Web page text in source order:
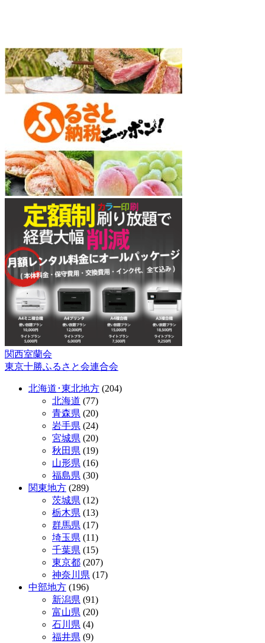
投
稿
関西室蘭会
東京十勝ふるさと会連合会
北海道･東北地方 (204)
北海道 (77)
青森県 (20)
岩手県 (24)
宮城県 (20)
秋田県 (19)
山形県 (16)
福島県 (30)
関東地方 (289)
茨城県 (12)
栃木県 (13)
群馬県 (17)
埼玉県 (11)
千葉県 (15)
東京都 (207)
神奈川県 (17)
中部地方 (196)
新潟県 (91)
富山県 (20)
石川県 (4)
福井県 (9)